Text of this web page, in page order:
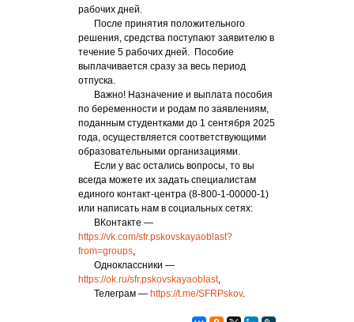
рабочих дней.
После принятия положительного
решения, средства поступают заявителю в
течение 5 рабочих дней. Пособие
выплачивается сразу за весь период
отпуска.
Важно! Назначение и выплата пособия
по беременности и родам по заявлениям,
поданным студентками до 1 сентября 2025
года, осуществляется соответствующими
образовательными организациями.
Если у вас остались вопросы, то вы
всегда можете их задать специалистам
единого контакт-центра (8-800-1-00000-1)
или написать нам в социальных сетях:
ВКонтакте —
https://vk.com/sfr.pskovskayaoblast?
from=groups,
Одноклассники —
https://ok.ru/sfr.pskovskayaoblast,
Телеграм — https://t.me/SFRPskov.